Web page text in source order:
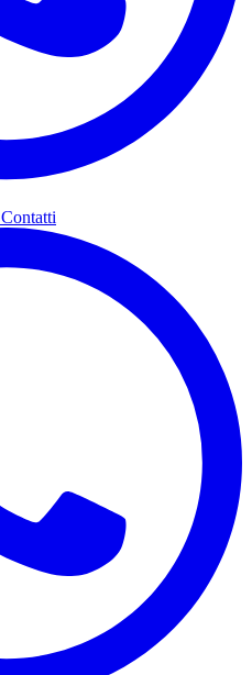
Contatti